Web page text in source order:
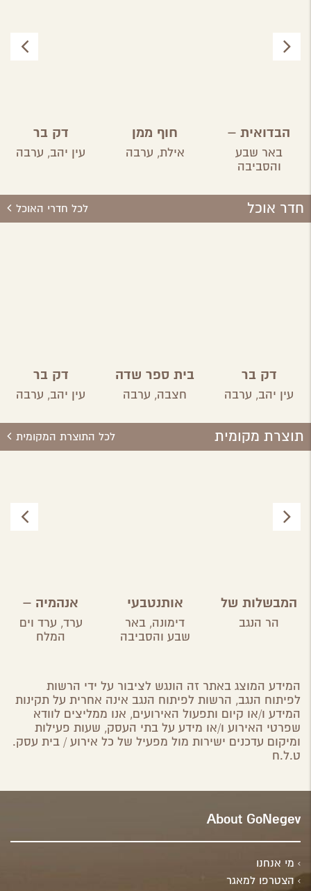
הבדואית –
אירוח בדואי
באר שבע
והסביבה
חוף ממן
אילת, ערבה
דק בר
עין יהב, ערבה
חדר אוכל לכל חדרי האוכל
דק בר
עין יהב, ערבה
בית ספר שדה
חצבהחצבה, ערבה
דק בר
עין יהב, ערבה
תוצרת מקומית לכל התוצרת המקומית
המבשלות של
ירוחם
הר הנגב
אותנטבעי
דימונה, באר
שבע והסביבה
אנהמיה –
מטבח ביתי
מקומי
ערד, ערד וים
המלח
המידע המוצג באתר זה הונגש לציבור על ידי הרשות
לפיתוח הנגב, הרשות לפיתוח הנגב אינה אחרית על תקינות
המידע ו/או קיום ותפעול האירועים, אנו ממליצים לוודא
שפרטי האירוע ו/או מידע על בתי העסק, שעות פעילות
ומיקום עדכנים ישירות מול מפעיל של כל אירוע / בית עסק.
ט.ל.ח
About GoNegev
מי אנחנו
הצטרפו למאגר